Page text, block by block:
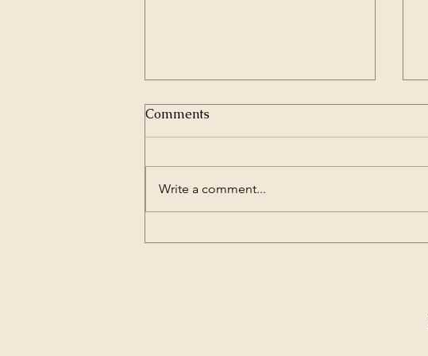
Comments
Write a comment...